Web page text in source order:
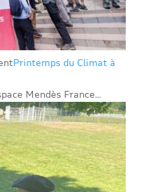
Printemps du Climat à
Mendès France...